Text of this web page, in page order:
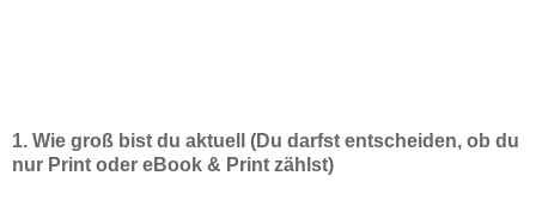
1. Wie groß bist du aktuell (Du darfst entscheiden, ob du
nur Print oder eBook & Print zählst)